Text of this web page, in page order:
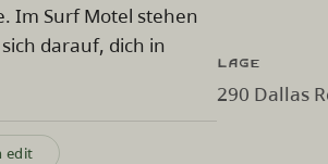
Im Surf Motel stehen
darauf, dich in
edit
Lage
290 Dallas